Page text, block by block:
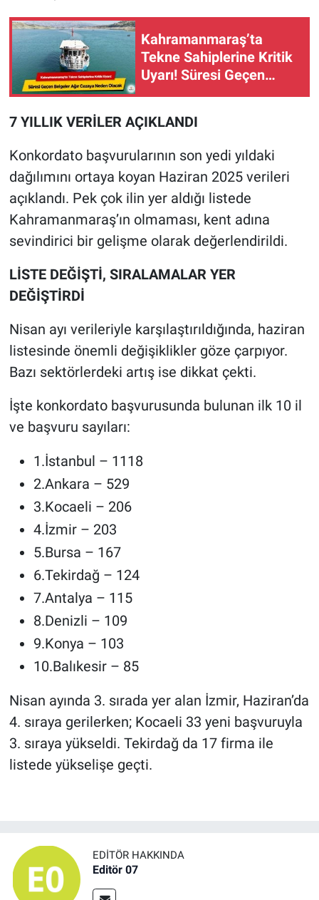
Kahramanmaraş’ta
Tekne Sahiplerine Kritik
Uyarı! Süresi Geçen
Belgeler Ağır Cezaya
7 YILLIK VERİLER AÇIKLANDI
Konkordato başvurularının son yedi yıldaki
dağılımını ortaya koyan Haziran 2025 verileri
açıklandı. Pek çok ilin yer aldığı listede
Kahramanmaraş’ın olmaması, kent adına
sevindirici bir gelişme olarak değerlendirildi.
LİSTE DEĞİŞTİ, SIRALAMALAR YER
DEĞİŞTİRDİ
Nisan ayı verileriyle karşılaştırıldığında, haziran
listesinde önemli değişiklikler göze çarpıyor.
Bazı sektörlerdeki artış ise dikkat çekti.
İşte konkordato başvurusunda bulunan ilk 10 il
ve başvuru sayıları:
1.İstanbul – 1118
2.Ankara – 529
3.Kocaeli – 206
4.İzmir – 203
5.Bursa – 167
6.Tekirdağ – 124
7.Antalya – 115
8.Denizli – 109
9.Konya – 103
10.Balıkesir – 85
Nisan ayında 3. sırada yer alan İzmir, Haziran’da
4. sıraya gerilerken; Kocaeli 33 yeni başvuruyla
3. sıraya yükseldi. Tekirdağ da 17 firma ile
listede yükselişe geçti.
EDITÖR HAKKINDA
Editör 07